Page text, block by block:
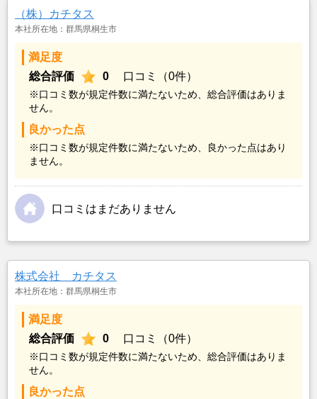
も空き家の状態で不動産を残しておけないと考えて売却
を決めた。
（株）カチタス
本社所在地：群馬県桐生市
満足度
総合評価
0 口コミ（0件）
※口コミ数が規定件数に満たないため、総合評価はありま
せん。
良かった点
※口コミ数が規定件数に満たないため、良かった点はあり
ません。
口コミはまだありません
株式会社 カチタス
本社所在地：群馬県桐生市
満足度
総合評価
0 口コミ（0件）
※口コミ数が規定件数に満たないため、総合評価はありま
せん。
良かった点